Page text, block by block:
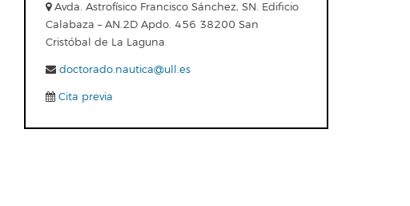
Avda. Astrofísico Francisco Sánchez, SN. Edificio
Calabaza – AN.2D Apdo. 456 38200 San
Cristóbal de La Laguna
doctorado.nautica@ull.es
Cita previa